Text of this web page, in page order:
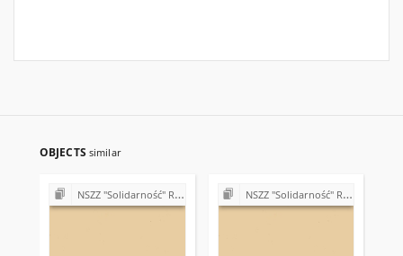
OBJECTS similar
NSZZ "Solidarność" Regionu Świętokrzyskiego - materiały różne NSZZ "Solidarność" Regionu Świętokrzyskiego - materiały różne